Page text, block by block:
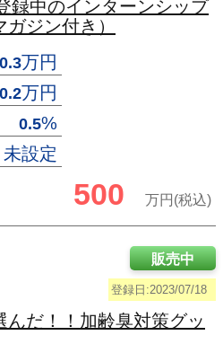
録中のインターンシップ
ジン付き）
0.3万円
0.2万円
0.5%
未設定
500 万円(税込)
登録日:2023/07/18
販売中
だ！！加齢臭対策グッ